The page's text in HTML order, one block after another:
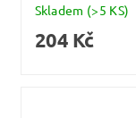
Skladem (>5 KS)
204 Kč